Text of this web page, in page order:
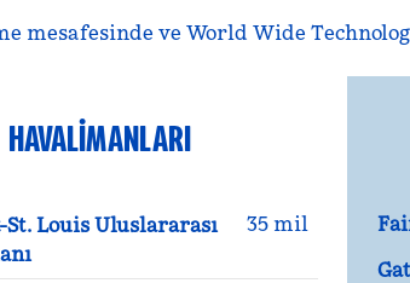
mesafesinde ve World Wide
HAVALIMANLARI
Louis Uluslararası
35 mil